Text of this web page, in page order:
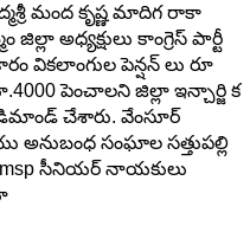
మంద కృష్ణ మాదిగ రాకా
అధ్యక్షులు కాంగ్రెస్ పార్టీ
వికలాంగుల పెన్షన్ లు రూ
పెంచాలని జిల్లా ఇన్చార్జి క
చేశారు. వేంసూర్
అనుబంధ సంఘాల సత్తుపల్లి
సీనియర్ నాయకులు